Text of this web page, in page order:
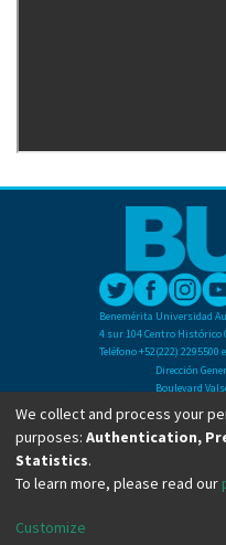
Benemérita Universidad
4 sur 104 Centro Histórico
Teléfono +52(222) 2295500
Dirección
Boulevard
Ciudad
C.P. 72570
Teléfono +52
Copyright © Dirección
We collect and process your
purposes: Authentication,
Statistics.
To learn more, please read our
Customize